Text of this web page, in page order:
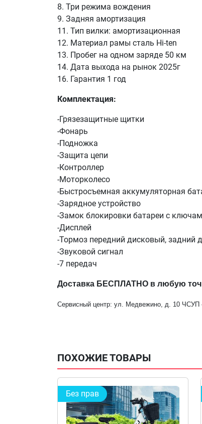
8. Три режима вождения
9. Задняя амортизация
11. Тип вилки: амортизационная
12. Материал рамы сталь Hi-ten
13. Пробег на одном заряде 50 км
14. Дата выхода на рынок 2025г
16. Гарантия 1 год
Комплектация:
-Грязезащитные щитки
-Фонарь
-Подножка
-Защита цепи
-Контроллер
-Моторколесо
-Быстросъемная аккумуляторная
-Зарядное устройство
-Замок блокировки батареи с
-Дисплей
-Тормоз передний дисковый, задний
-Звуковой сигнал
-7 передач
Доставка БЕСПЛАТНО в любую
Сервисный центр: ул. Медвежино, д. 10 ЧСУП
ПОХОЖИЕ ТОВАРЫ
Без прав